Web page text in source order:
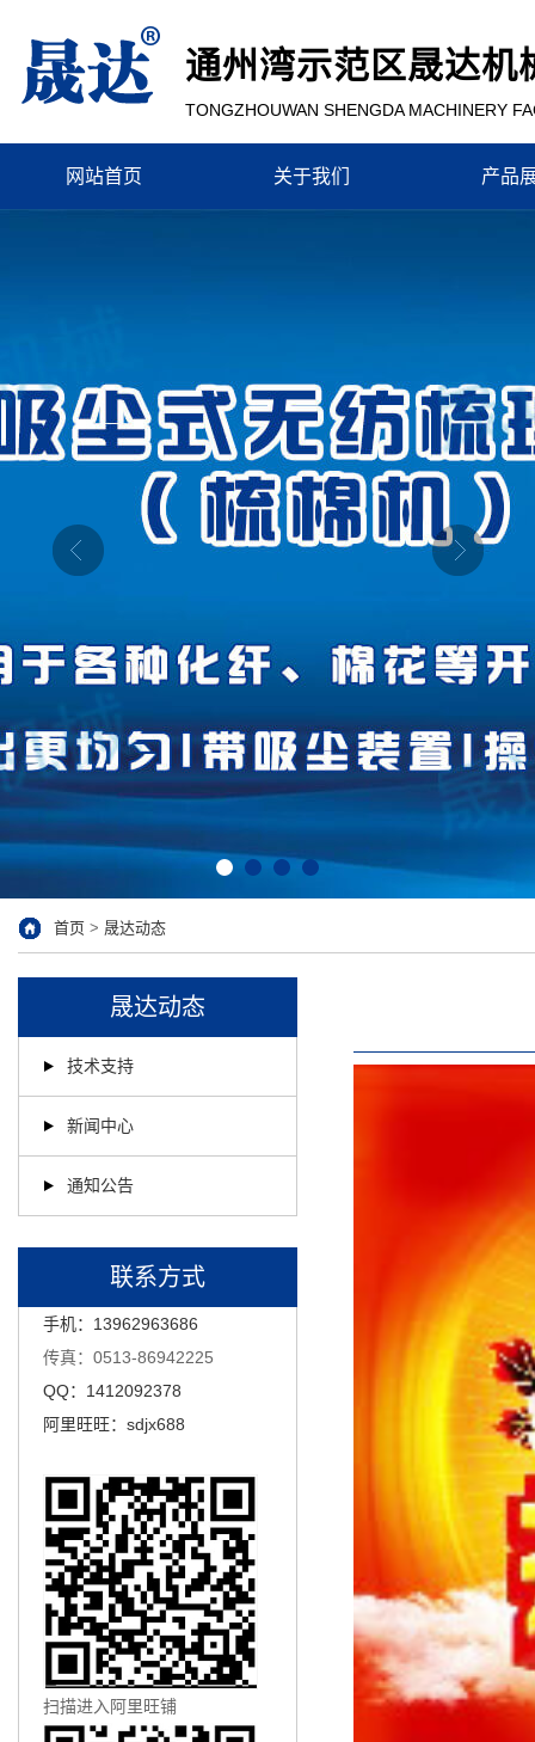
通州湾示范区晟达机
TONGZHOUWAN SHENGDA MACHINERY
网站首页 关于我们 产品
首页 > 晟达动态
晟达动态
技术支持
新闻中心
通知公告
联系方式
手机：13962963686
传真：0513-86942225
QQ：1412092378
阿里旺旺：sdjx688
扫描进入阿里旺铺